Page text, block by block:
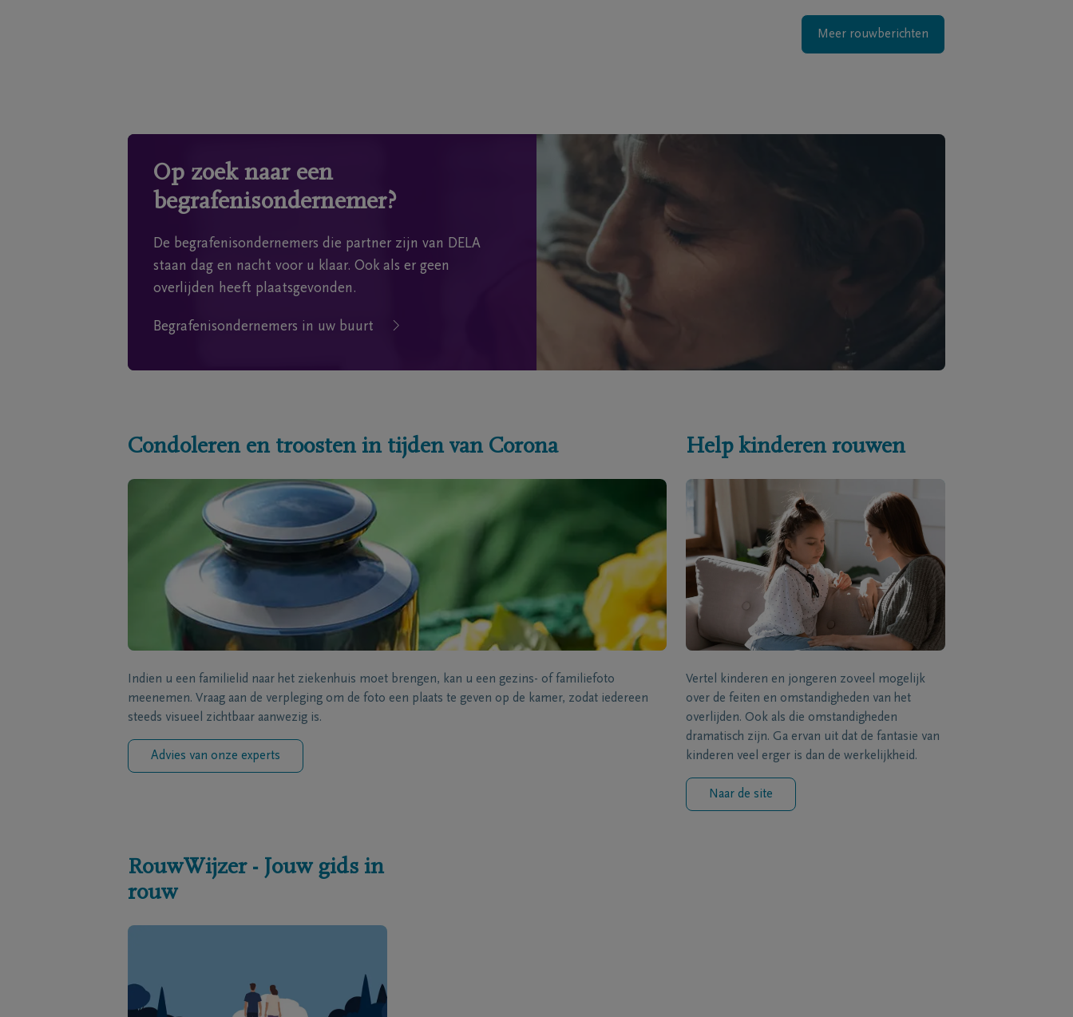
Meer rouwberichten
Op zoek naar een
begrafenisondernemer?
De begrafenisondernemers die partner zijn van DELA
staan dag en nacht voor u klaar. Ook als er geen
overlijden heeft plaatsgevonden.
Begrafenisondernemers in uw buurt
Condoleren en troosten in tijden van Corona
Indien u een familielid naar het ziekenhuis moet brengen, kan u een gezins- of familiefoto
meenemen. Vraag aan de verpleging om de foto een plaats te geven op de kamer, zodat iedereen
steeds visueel zichtbaar aanwezig is.
Advies van onze experts
Help kinderen rouwen
Vertel kinderen en jongeren zoveel mogelijk
over de feiten en omstandigheden van het
overlijden. Ook als die omstandigheden
dramatisch zijn. Ga ervan uit dat de fantasie van
kinderen veel erger is dan de werkelijkheid.
Naar de site
RouwWijzer - Jouw gids in
rouw